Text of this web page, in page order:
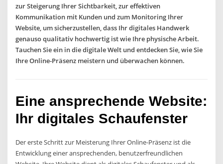
zur Steigerung Ihrer Sichtbarkeit, zur effektiven
Kommunikation mit Kunden und zum Monitoring Ihrer
Website, um sicherzustellen, dass Ihr digitales Handwerk
genauso qualitativ hochwertig ist wie Ihre physische Arbeit.
Tauchen Sie ein in die digitale Welt und entdecken Sie, wie Sie
Ihre Online-Präsenz meistern und überwachen können.
Eine ansprechende Website:
Ihr digitales Schaufenster
Der erste Schritt zur Meisterung Ihrer Online-Präsenz ist die
Entwicklung einer ansprechenden, benutzerfreundlichen